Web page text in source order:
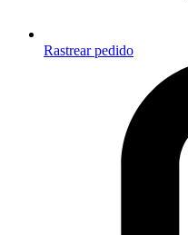
Rastrear pedido